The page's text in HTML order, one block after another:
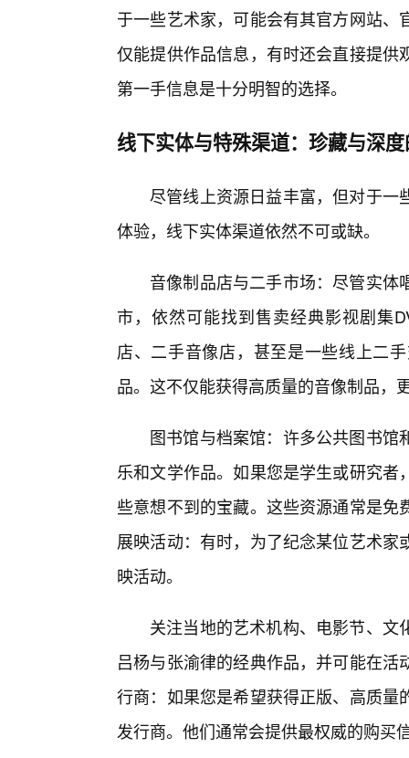
于一些艺术家，可能会有其官方网站
仅能提供作品信息，有时还会直接提
第一手信息是十分明智的选择。
线下实体与特殊渠道：珍藏与深
尽管线上资源日益丰富，但对于一
体验，线下实体渠道依然不可或缺。
音像制品店与二手市场：尽管实
市，依然可能找到售卖经典影视剧集
店、二手音像店，甚至是一些线上二
品。这不仅能获得高质量的音像制品，
图书馆与档案馆：许多公共图书
乐和文学作品。如果您是学生或研究
些意想不到的宝藏。这些资源通常是
展映活动：有时，为了纪念某位艺术
映活动。
关注当地的艺术机构、电影节、
吕杨与张渝律的经典作品，并可能在
行商：如果您是希望获得正版、高质
发行商。他们通常会提供最权威的购买